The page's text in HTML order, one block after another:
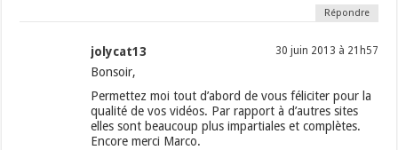
Répondre
jolycat13 30 juin 2013 à 21h57
Bonsoir,
Permettez moi tout d’abord de vous féliciter pour la
qualité de vos vidéos. Par rapport à d’autres sites
elles sont beaucoup plus impartiales et complètes.
Encore merci Marco.